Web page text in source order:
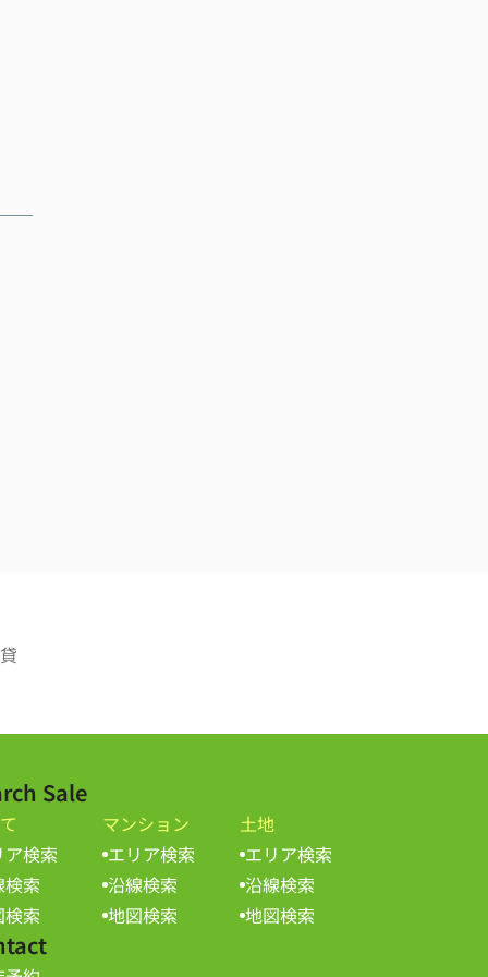
Sale
ア検索
索
索
マンション
エリア検索
沿線検索
地図検索
土地
エリア検索
沿線検索
地図検索